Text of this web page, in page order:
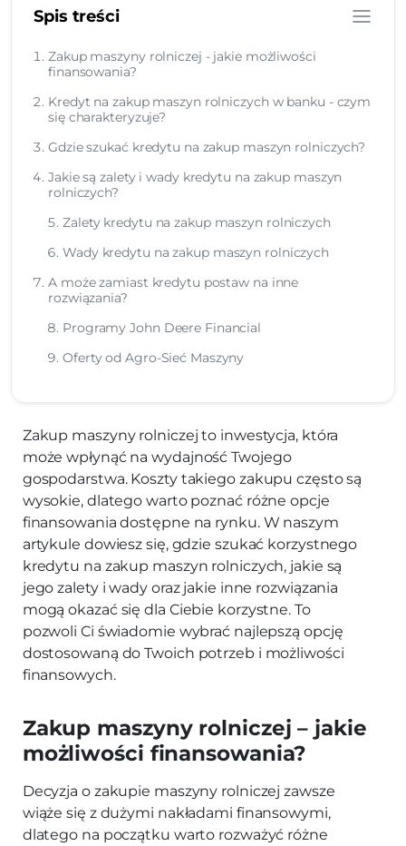
Spis treści
Zakup maszyny rolniczej - jakie możliwości
finansowania?
Kredyt na zakup maszyn rolniczych w banku - czym
się charakteryzuje?
Gdzie szukać kredytu na zakup maszyn rolniczych?
Jakie są zalety i wady kredytu na zakup maszyn
rolniczych?
Zalety kredytu na zakup maszyn rolniczych
Wady kredytu na zakup maszyn rolniczych
A może zamiast kredytu postaw na inne
rozwiązania?
Programy John Deere Financial
Oferty od Agro-Sieć Maszyny
Zakup maszyny rolniczej to inwestycja, która
może wpłynąć na wydajność Twojego
gospodarstwa. Koszty takiego zakupu często są
wysokie, dlatego warto poznać różne opcje
finansowania dostępne na rynku. W naszym
artykule dowiesz się, gdzie szukać korzystnego
kredytu na zakup maszyn rolniczych, jakie są
jego zalety i wady oraz jakie inne rozwiązania
mogą okazać się dla Ciebie korzystne. To
pozwoli Ci świadomie wybrać najlepszą opcję
dostosowaną do Twoich potrzeb i możliwości
finansowych.
Zakup maszyny rolniczej – jakie
możliwości finansowania?
Decyzja o zakupie maszyny rolniczej zawsze
wiąże się z dużymi nakładami finansowymi,
dlatego na początku warto rozważyć różne